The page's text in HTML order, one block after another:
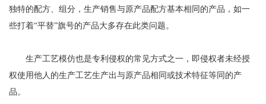
独特的配方、组分，生产销售与原产品配方基本相同的产品，如一
些打着“平替”旗号的产品大多存在此类问题。
生产工艺模仿也是专利侵权的常见方式之一，即侵权者未经授
权使用他人的生产工艺生产出与原产品相同或技术特征等同的产
品。